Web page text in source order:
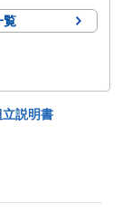
覧
説明書